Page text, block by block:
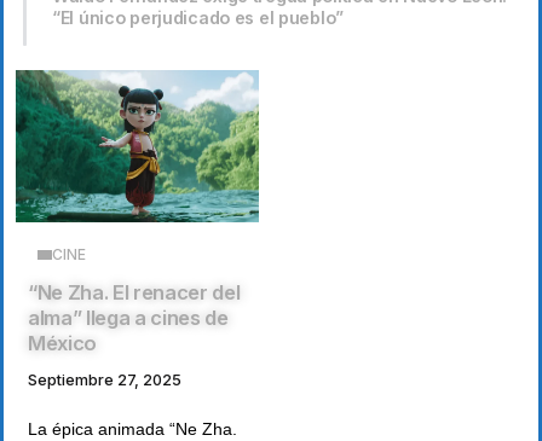
“El único perjudicado es el pueblo”
CINE
“Ne Zha. El renacer del
alma” llega a cines de
México
Septiembre 27, 2025
La épica animada “Ne Zha.